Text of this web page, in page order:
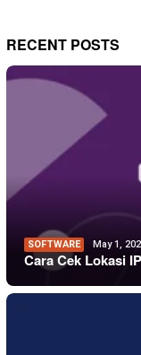
RECENT POSTS
SOFTWARE May 1,
Cara Cek Lokasi